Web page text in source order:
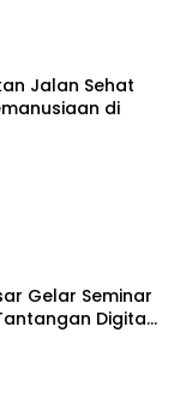
Jalan Sehat
di
Gelar Seminar
Digital